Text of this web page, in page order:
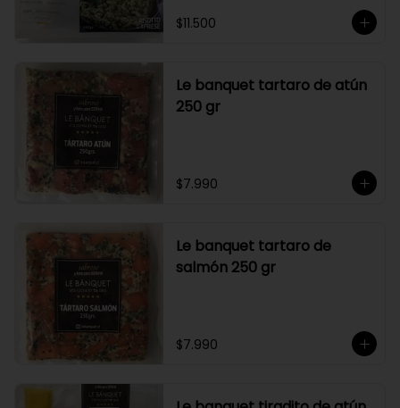
$11.500
Le banquet tartaro de atún
250 gr
$7.990
Le banquet tartaro de
salmón 250 gr
$7.990